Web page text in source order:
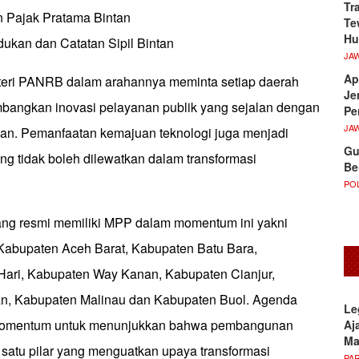
Pajak Pratama Bintan
dan Catatan Sipil Bintan
PANRB dalam arahannya meminta setiap daerah
inovasi pelayanan publik yang sejalan dengan
Pemanfaatan kemajuan teknologi juga menjadi
tidak boleh dilewatkan dalam transformasi
resmi memiliki MPP dalam momentum ini yakni
Aceh Barat, Kabupaten Batu Bara,
Kabupaten Way Kanan, Kabupaten Cianjur,
Kabupaten Malinau dan Kabupaten Buol. Agenda
untuk menunjukkan bahwa pembangunan
pilar yang menguatkan upaya transformasi